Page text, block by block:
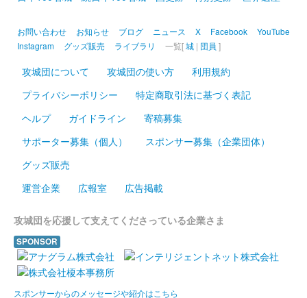
販売終了
沼田城跡 御城印 旧暦（弥生） 2025年版
販売終了
沼田城跡 御城印
沼田城址 御城印
販売終了
お問い合わせ お知らせ ブログ ニュース X Facebook
YouTube
Instagram
グッズ販売 ライブラリ 一覧[城 | 団員 ]
攻城団について 攻城団の使い方
利用規約
プライバシーポリシー
特定商取引法に基づく表記
ヘルプ
ガイドライン
寄稿募集
サポーター募集（個人）
スポンサー募集（企業団体）
グッズ販売
運営企業
広報室 広告掲載
攻城団を応援して支えてくださっている企業さま
SPONSOR
スポンサーからのメッセージや紹介はこちら